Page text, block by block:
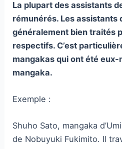
La plupart des assistants
rémunérés. Les assistants
généralement bien traités
respectifs. C’est
mangakas qui ont été
mangaka.
Exemple :
Shuho Sato, mangaka
de Nobuyuki Fukimito. Il